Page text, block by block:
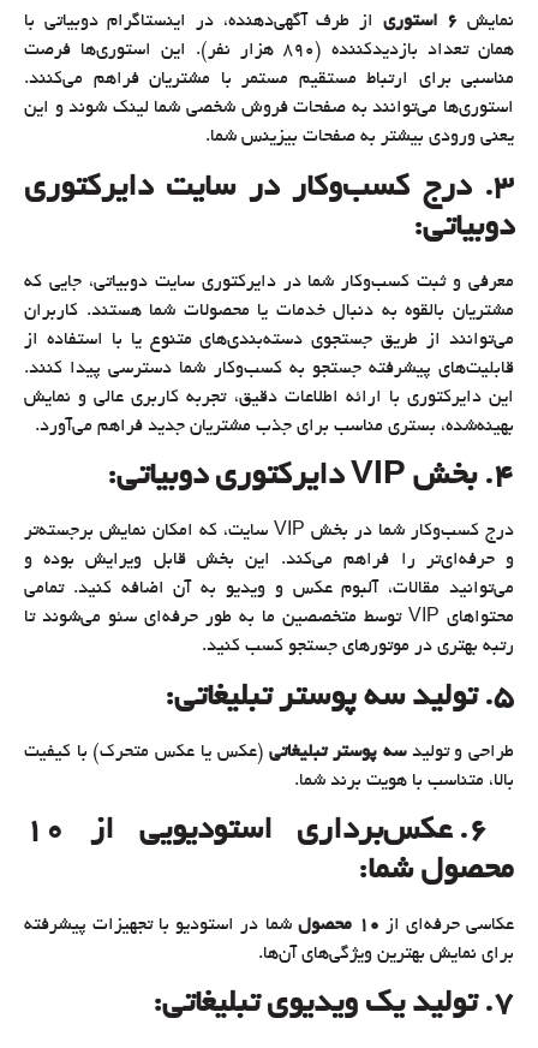
نمایش 6 استوری از طرف آگهی‌دهنده، در اینستاگرام دوبیاتی با
همان تعداد بازدیدکننده (890 هزار نفر). این استوری‌ها فرصت
مناسبی برای ارتباط مستقیم مستمر با مشتریان فراهم می‌کنند.
استوری‌ها می‌توانند به صفحات فروش شخصی شما لینک شوند و این
یعنی ورودی بیشتر به صفحات بیزینس شما.
3. درج کسب‌وکار در سایت دایرکتوری
دوبیاتی:
معرفی و ثبت کسب‌وکار شما در دایرکتوری سایت دوبیاتی، جایی که
مشتریان بالقوه به دنبال خدمات یا محصولات شما هستند. کاربران
می‌توانند از طریق جستجوی دسته‌بندی‌های متنوع یا با استفاده از
قابلیت‌های پیشرفته جستجو به کسب‌وکار شما دسترسی پیدا کنند.
این دایرکتوری با ارائه اطلاعات دقیق، تجربه کاربری عالی و نمایش
بهینه‌شده، بستری مناسب برای جذب مشتریان جدید فراهم می‌آورد.
4. بخش دایرکتوری دوبیاتی:
درج کسب‌وکار شما در بخش VIP سایت، که امکان نمایش برجسته‌تر
و حرفه‌ای‌تر را فراهم می‌کند. این بخش قابل ویرایش بوده و
می‌توانید مقالات، آلبوم عکس و ویدیو به آن اضافه کنید. تمامی
محتواهای VIP توسط متخصصین ما به طور حرفه‌ای سئو می‌شوند تا
رتبه بهتری در موتورهای جستجو کسب کنید.
5. تولید سه پوستر تبلیغاتی :
طراحی و تولیدسه پوستر تبلیغاتی(عکس یا عکس متحرک) با کیفیت
بالا، متناسب با هویت برند شما.
6. عکس‌برداری استودیویی از 10
محصول شما:
عکاسی حرفه‌ای از 10 محصول شما در استودیو با تجهیزات پیشرفته
برای نمایش بهترین ویژگی‌های آن‌ها.
7. تولید یک ویدیوی تبلیغاتی :